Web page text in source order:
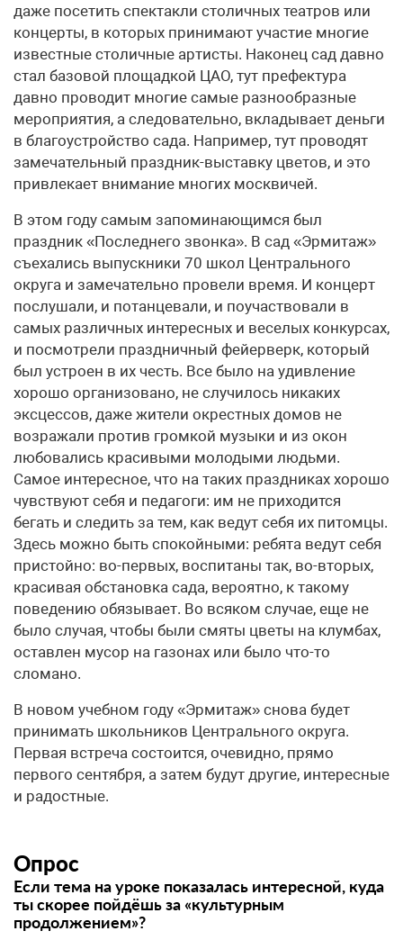
даже посетить спектакли столичных театров или
концерты, в которых принимают участие многие
известные столичные артисты. Наконец сад давно
стал базовой площадкой ЦАО, тут префектура
давно проводит многие самые разнообразные
мероприятия, а следовательно, вкладывает деньги
в благоустройство сада. Например, тут проводят
замечательный праздник-выставку цветов, и это
привлекает внимание многих москвичей.
В этом году самым запоминающимся был
праздник «Последнего звонка». В сад «Эрмитаж»
съехались выпускники 70 школ Центрального
округа и замечательно провели время. И концерт
послушали, и потанцевали, и поучаствовали в
самых различных интересных и веселых конкурсах,
и посмотрели праздничный фейерверк, который
был устроен в их честь. Все было на удивление
хорошо организовано, не случилось никаких
эксцессов, даже жители окрестных домов не
возражали против громкой музыки и из окон
любовались красивыми молодыми людьми.
Самое интересное, что на таких праздниках хорошо
чувствуют себя и педагоги: им не приходится
бегать и следить за тем, как ведут себя их питомцы.
Здесь можно быть спокойными: ребята ведут себя
пристойно: во-первых, воспитаны так, во-вторых,
красивая обстановка сада, вероятно, к такому
поведению обязывает. Во всяком случае, еще не
было случая, чтобы были смяты цветы на клумбах,
оставлен мусор на газонах или было что-то
сломано.
В новом учебном году «Эрмитаж» снова будет
принимать школьников Центрального округа.
Первая встреча состоится, очевидно, прямо
первого сентября, а затем будут другие, интересные
и радостные.
Опрос
Если тема на уроке показалась интересной, куда
ты скорее пойдёшь за «культурным
продолжением»?